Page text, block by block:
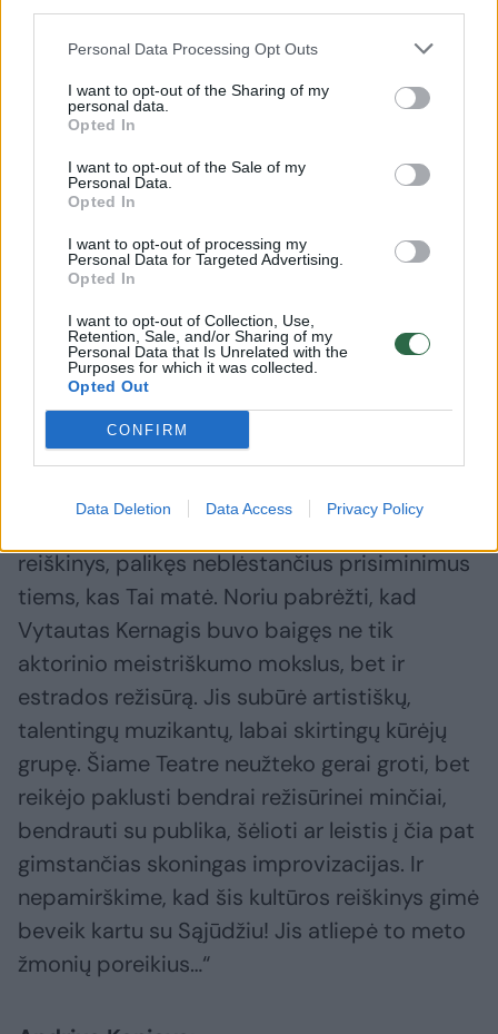
Personal Data Processing Opt Outs
I want to opt-out of the Sharing of my
personal data.
Opted In
I want to opt-out of the Sale of my
Personal Data.
Opted In
I want to opt-out of processing my
Personal Data for Targeted Advertising.
Opted In
I want to opt-out of Collection, Use,
Retention, Sale, and/or Sharing of my
Personal Data that Is Unrelated with the
Purposes for which it was collected.
Opted Out
CONFIRM
Data Deletion Data Access Privacy Policy
kurio mokėsi kiti muzikantai. Taip elgiasi
menininkai – autoritetai. Man „Dainos
teatras“ visad buvo pavyzdys, kurio reikšmę
supratau ne iš karto. Ruošiantis rudens
dainos, kurias atliksiu – puikiai žinomos ir
dažnai atliekamos, bet ieškau rakto, kaip jas
teisingai perteikti žiūrovui, perleidžiant jas
per save ir primenant originalių versijų
skambesį“.
Gediminas Storpirštis:
„Dainos teatras“ – viršukalnė Lietuvos
dainuojamosios poezijos žemėlapyje.
reiškinys, palikęs neblėstančius prisiminimus
tiems, kas Tai matė. Noriu pabrėžti, kad
Vytautas Kernagis buvo baigęs ne tik
aktorinio meistriškumo mokslus, bet ir
estrados režisūrą. Jis subūrė artistiškų,
talentingų muzikantų, labai skirtingų kūrėjų
grupę. Šiame Teatre neužteko gerai groti, bet
reikėjo paklusti bendrai režisūrinei minčiai,
bendrauti su publika, šėlioti ar leistis į čia pat
gimstančias skoningas improvizacijas. Ir
nepamirškime, kad šis kultūros reiškinys gimė
beveik kartu su Sąjūdžiu! Jis atliepė to meto
žmonių poreikius…“